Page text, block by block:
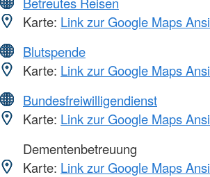
Karte: Link zur Google Maps
Blutspende
Karte: Link zur Google Maps
Bundesfreiwilligendienst
Karte: Link zur Google Maps
Dementenbetreuung
Karte: Link zur Google Maps